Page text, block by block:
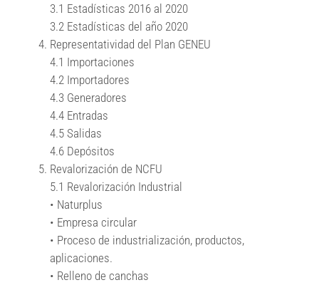
3.1 Estadísticas 2016 al 2020
3.2 Estadísticas del año 2020
Representatividad del Plan GENEU
4.1 Importaciones
4.2 Importadores
4.3 Generadores
4.4 Entradas
4.5 Salidas
4.6 Depósitos
Revalorización de NCFU
5.1 Revalorización Industrial
• Naturplus
• Empresa circular
• Proceso de industrialización, productos,
aplicaciones.
• Relleno de canchas